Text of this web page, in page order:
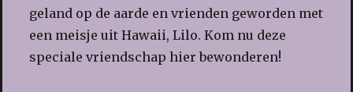
geland op de aarde en vrienden geworden met
een meisje uit Hawaii, Lilo. Kom nu deze
speciale vriendschap hier bewonderen!